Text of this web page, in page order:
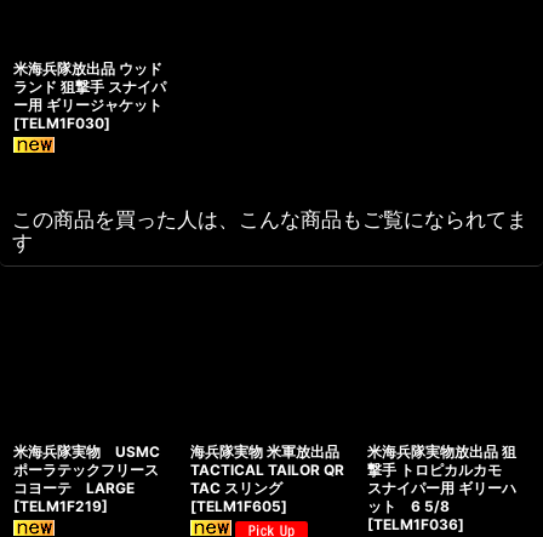
米海兵隊放出品 ウッド
ランド 狙撃手 スナイパ
ー用 ギリージャケット
[TELM1F030]
この商品を買った人は、こんな商品もご覧になられてま
す
米海兵隊実物 USMC
ポーラテックフリース
コヨーテ LARGE
[TELM1F219]
海兵隊実物 米軍放出品
TACTICAL TAILOR QR
TAC スリング
[TELM1F605]
米海兵隊実物放出品 狙
撃手 トロピカルカモ
スナイパー用 ギリーハ
ット 6 5/8
[TELM1F036]